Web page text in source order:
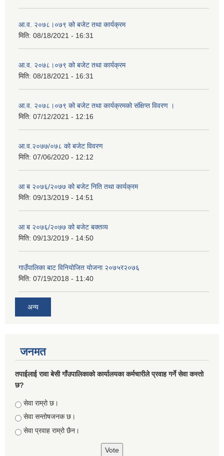
आ.व. २०७८।०७९ को बजेट तथा कार्यक्रम
मिति: 08/18/2021 - 16:31
आ.व. २०७८।०७९ को बजेट तथा कार्यक्रम
मिति: 08/18/2021 - 16:31
आ.व. २०७८।०७९ को बजेट तथा कार्यक्रमको संक्षिप्त विवरण ।
मिति: 07/12/2021 - 12:16
आ.व.२०७७/०७८ को बजेट विवरण
मिति: 07/06/2020 - 12:12
आ ब २०७६/२०७७ को बजेट निति तथा कार्यक्रम
मिति: 09/13/2019 - 14:51
आ ब २०७६/२०७७ को बजेट बक्तव्य
मिति: 09/13/2019 - 14:50
गाउँपालिका बाट विनियोजित योजना २०७५र२०७६
मिति: 07/19/2018 - 11:40
अन्य
जनमत
तपाईलाई रावा बेसी गाँउपालिकाको कार्यालयका कर्मचारीले प्रवाह गर्ने सेवा कस्तो
छ?
Choices
सेवा राम्रो छ।
सेवा सन्तोषजनक छ।
सेवा प्रवाह राम्रो छैन।